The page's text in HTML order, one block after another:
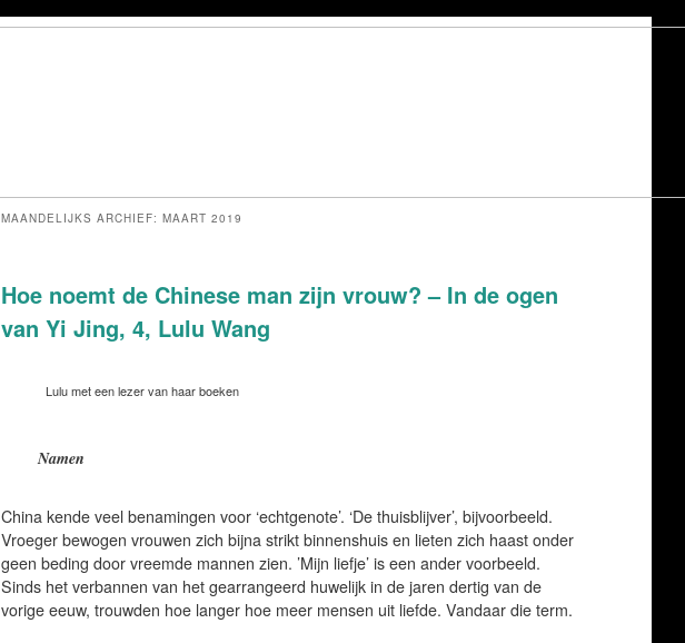
MAANDELIJKS ARCHIEF: MAART 2019
Hoe noemt de Chinese man zijn vrouw? – In de ogen
van Yi Jing, 4, Lulu Wang
Lulu met een lezer van haar boeken
Namen
China kende veel benamingen voor ‘echtgenote’. ‘De thuisblijver’, bijvoorbeeld.
Vroeger bewogen vrouwen zich bijna strikt binnenshuis en lieten zich haast onder
geen beding door vreemde mannen zien. ’Mijn liefje’ is een ander voorbeeld.
Sinds het verbannen van het gearrangeerd huwelijk in de jaren dertig van de
vorige eeuw, trouwden hoe langer hoe meer mensen uit liefde. Vandaar die term.